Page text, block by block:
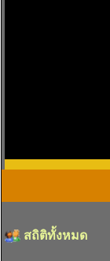
สถิติทั้งหมด